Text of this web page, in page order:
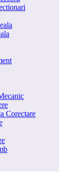
Corectare